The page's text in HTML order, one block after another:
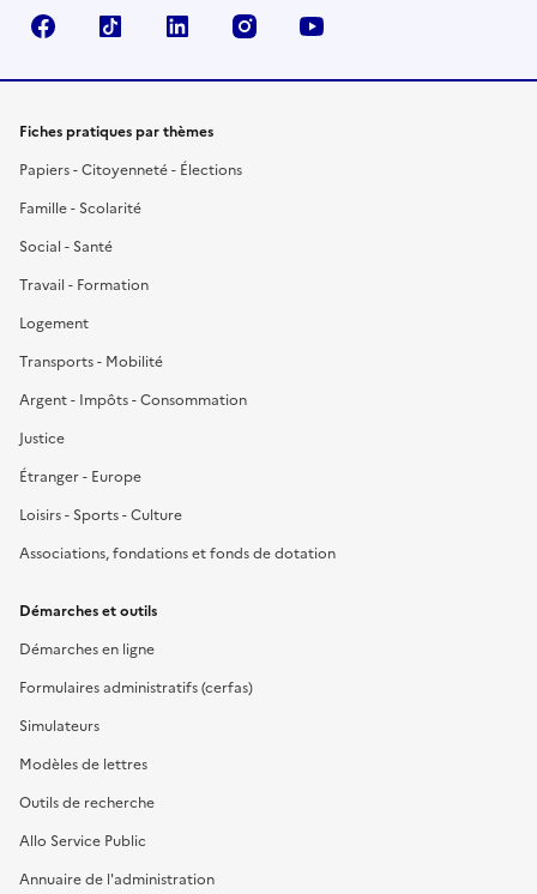
FacebookTikTok LinkedIn Instagram
Fiches pratiques par thèmes
Papiers - Citoyenneté - Élections
Famille - Scolarité
Social - Santé
Travail - Formation
Logement
Transports - Mobilité
Argent - Impôts - Consommation
Justice
Étranger - Europe
Loisirs - Sports - Culture
Associations, fondations et fonds de dotation
Démarches et outils
Démarches en ligne
Formulaires administratifs (cerfas)
Simulateurs
Modèles de lettres
Outils de recherche
Allo Service Public
Annuaire de l'administration